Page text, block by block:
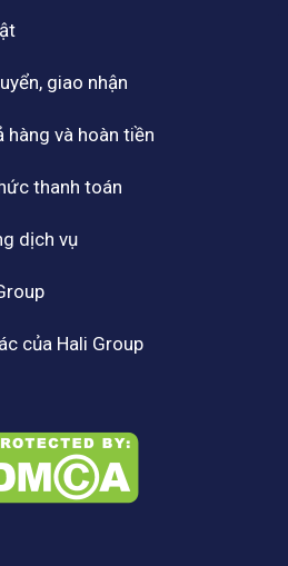
giao nhận
hàng và hoàn tiền
thanh toán
dịch vụ
của Hali Group